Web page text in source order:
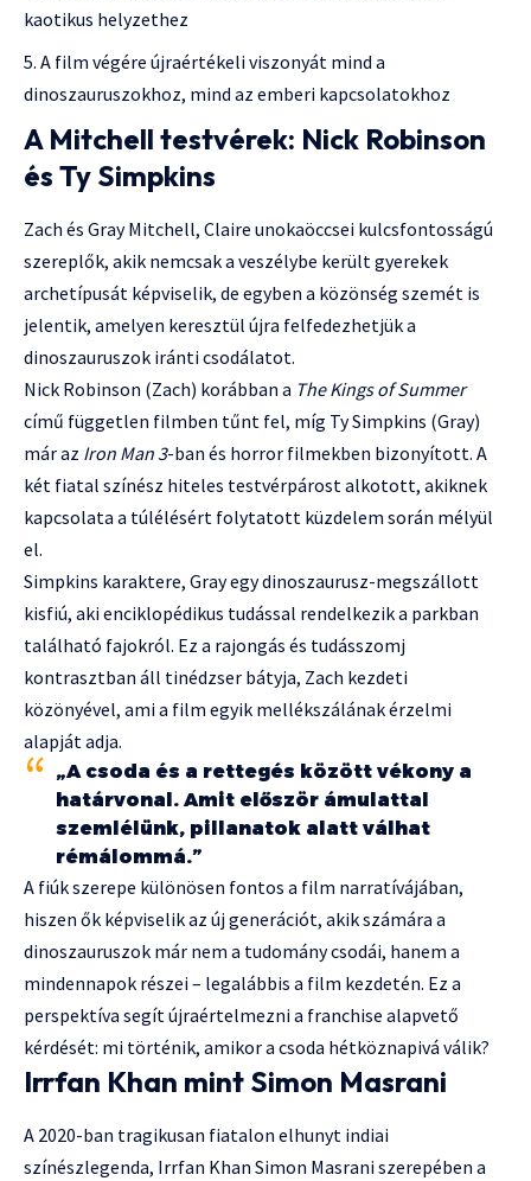
kaotikus helyzethez
A film végére újraértékeli viszonyát mind a
dinoszauruszokhoz, mind az emberi kapcsolatokhoz
A Mitchell testvérek: Nick Robinson
és Ty Simpkins
Zach és Gray Mitchell, Claire unokaöccsei kulcsfontosságú
szereplők, akik nemcsak a veszélybe került gyerekek
archetípusát képviselik, de egyben a közönség szemét is
jelentik, amelyen keresztül újra felfedezhetjük a
dinoszauruszok iránti csodálatot.
Nick Robinson (Zach) korábban a The Kings of Summer
című független filmben tűnt fel, míg Ty Simpkins (Gray)
már az Iron Man 3-ban és horror filmekben bizonyított. A
két fiatal színész hiteles testvérpárost alkotott, akiknek
kapcsolata a túlélésért folytatott küzdelem során mélyül
el.
Simpkins karaktere, Gray egy dinoszaurusz-megszállott
kisfiú, aki enciklopédikus tudással rendelkezik a parkban
található fajokról. Ez a rajongás és tudásszomj
kontrasztban áll tinédzser bátyja, Zach kezdeti
közönyével, ami a film egyik mellékszálának érzelmi
alapját adja.
„A csoda és a rettegés között vékony a
határvonal. Amit először ámulattal
szemlélünk, pillanatok alatt válhat
rémálommá.”
A fiúk szerepe különösen fontos a film narratívájában,
hiszen ők képviselik az új generációt, akik számára a
dinoszauruszok már nem a tudomány csodái, hanem a
mindennapok részei – legalábbis a film kezdetén. Ez a
perspektíva segít újraértelmezni a franchise alapvető
kérdését: mi történik, amikor a csoda hétköznapivá válik?
Irrfan Khan mint Simon Masrani
A 2020-ban tragikusan fiatalon elhunyt indiai
színészlegenda, Irrfan Khan Simon Masrani szerepében a